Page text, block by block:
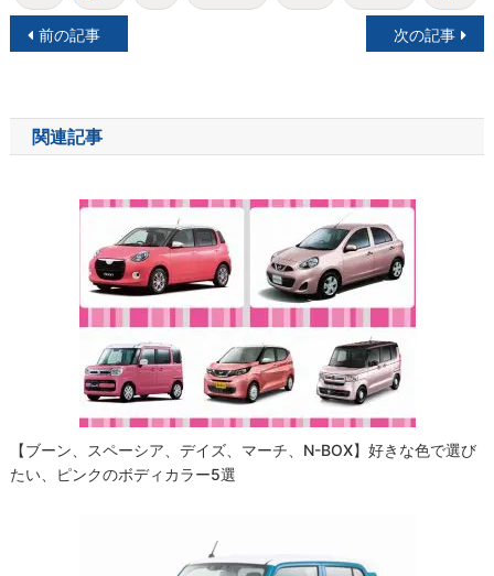
投
ナ
ビ
前の記事 次の記事
関連記事
【ブーン、スペーシア、デイズ、マーチ、N-BOX】好きな色で選び
たい、ピンクのボディカラー5選